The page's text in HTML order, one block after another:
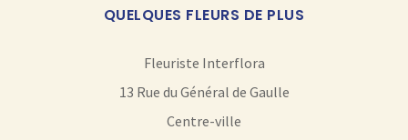
QUELQUES FLEURS DE PLUS
Fleuriste Interflora
13 Rue du Général de Gaulle
Centre-ville